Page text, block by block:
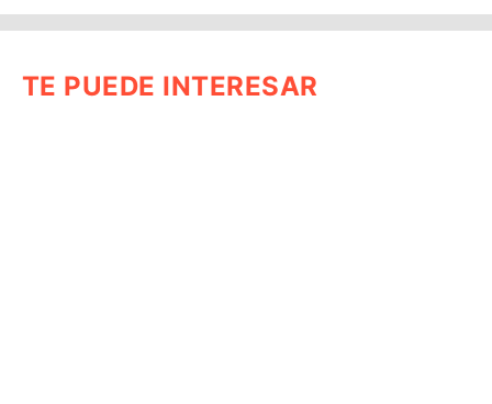
TE PUEDE INTERESAR